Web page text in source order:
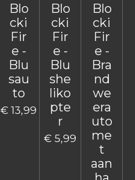
Blo
cki
Fir
e -
Blu
sau
to
€ 13,99
Blo
cki
Fir
e -
Blu
she
liko
pte
r
€ 5,99
Blo
cki
Fir
e -
Bra
nd
we
era
uto
me
t
aan